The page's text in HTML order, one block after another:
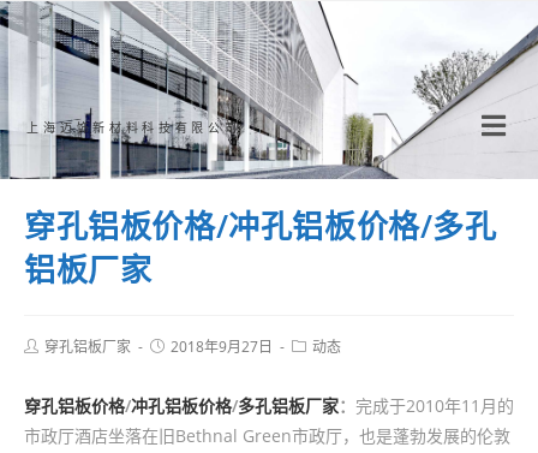
Skip
上海迈饰新材料科技有限公司
穿孔铝板价格/冲孔铝板价格/多孔
铝板厂家
Post穿孔铝板厂家
Post2018年9月27日
Post动态
穿孔铝板价格/冲孔铝板价格/多孔铝板厂家： 完成于2010年11月的
市政厅酒店坐落在旧Bethnal Green市政厅，也是蓬勃发展的伦敦